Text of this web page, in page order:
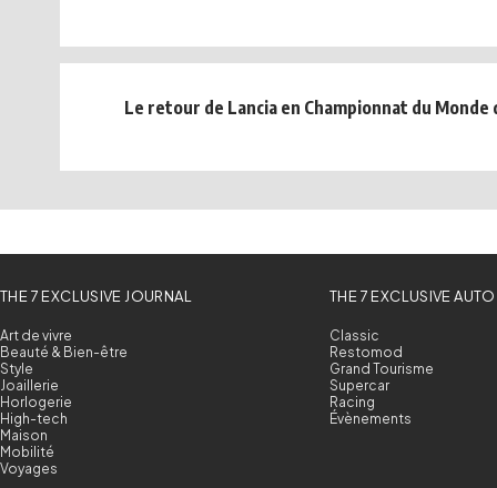
Le retour de Lancia en Championnat du Monde
THE 7 EXCLUSIVE JOURNAL
Art de vivre
Beauté & Bien-être
Style
Joaillerie
Horlogerie
High-tech
Maison
Mobilité
Voyages
THE 7 EXCLUSIVE AUTO
Classic
Restomod
Grand Tourisme
Supercar
Racing
Évènements